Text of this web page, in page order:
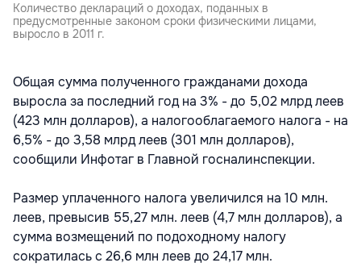
Количество деклараций о доходах, поданных в
предусмотренные законом сроки физическими лицами,
выросло в 2011 г.
Общая сумма полученного гражданами дохода
выросла за последний год на 3% - до 5,02 млрд леев
(423 млн долларов), а налогооблагаемого налога - на
6,5% - до 3,58 млрд леев (301 млн долларов),
сообщили Инфотаг в Главной госналинспекции.
Размер уплаченного налога увеличился на 10 млн.
леев, превысив 55,27 млн. леев (4,7 млн долларов), а
сумма возмещений по подоходному налогу
сократилась с 26,6 млн леев до 24,17 млн.